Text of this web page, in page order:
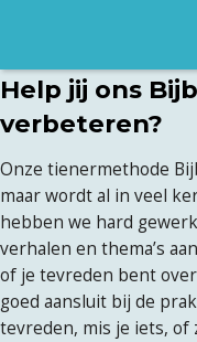
Help jij ons
verbeteren?
Onze tienermethode
maar wordt al in veel
hebben we hard
verhalen en thema’s
of je tevreden bent
goed aansluit bij de
tevreden, mis je iets, of